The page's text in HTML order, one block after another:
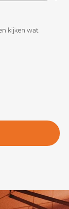
kijken wat